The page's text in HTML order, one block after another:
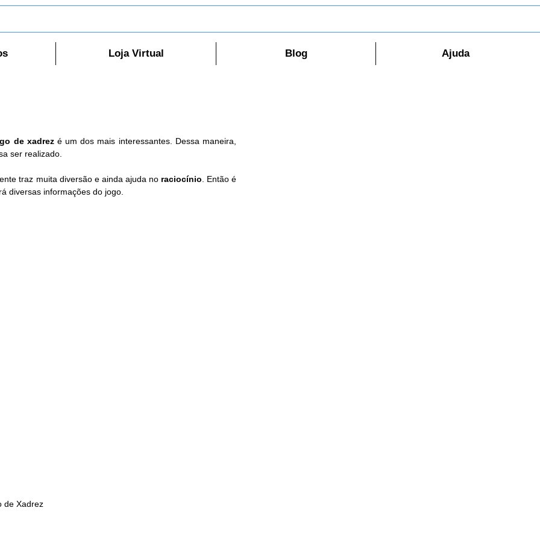
Loja Virtual Blog Ajuda
de xadrez é um dos mais interessantes. Dessa maneira,
ser realizado.
traz muita diversão e ainda ajuda no raciocínio . Então é
diversas informações do jogo.
de Xadrez